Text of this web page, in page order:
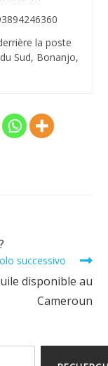
la poste
Sud, Bonanjo,
successivo
disponible au
Cameroun